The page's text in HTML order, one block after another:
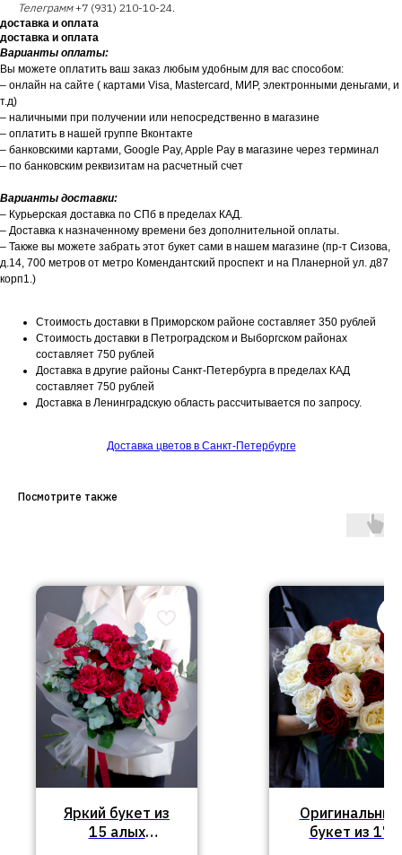
Телеграмм+7 (931) 210-10-24.
доставка и оплата
доставка и оплата
Варианты оплаты:
Вы можете оплатить ваш заказ любым удобным для вас способом:
– онлайн на сайте ( картами Visa, Mastercard, МИР, электронными деньгами, и
т.д)
– наличными при получении или непосредственно в магазине
– оплатить в нашей группе Вконтакте
– банковскими картами, Google Pay, Apple Pay в магазине через терминал
– по банковским реквизитам на расчетный счет
Варианты доставки:
– Курьерская доставка по СПб в пределах КАД.
– Доставка к назначенному времени без дополнительной оплаты.
– Также вы можете забрать этот букет сами в нашем магазине (пр-т Сизова,
д.14, 700 метров от метро Комендантский проспект и на Планерной ул. д87
корп1.)
Стоимость доставки в Приморском районе составляет 350 рублей
Стоимость доставки в Петроградском и Выборгском районах
составляет 750 рублей
Доставка в другие районы Санкт-Петербурга в пределах КАД
составляет 750 рублей
Доставка в Ленинградскую область рассчитывается по запросу.
Доставка цветов в Санкт-Петербурге
Посмотрите также
Яркий букет из
15 алых
Оригинальный
букет из 17